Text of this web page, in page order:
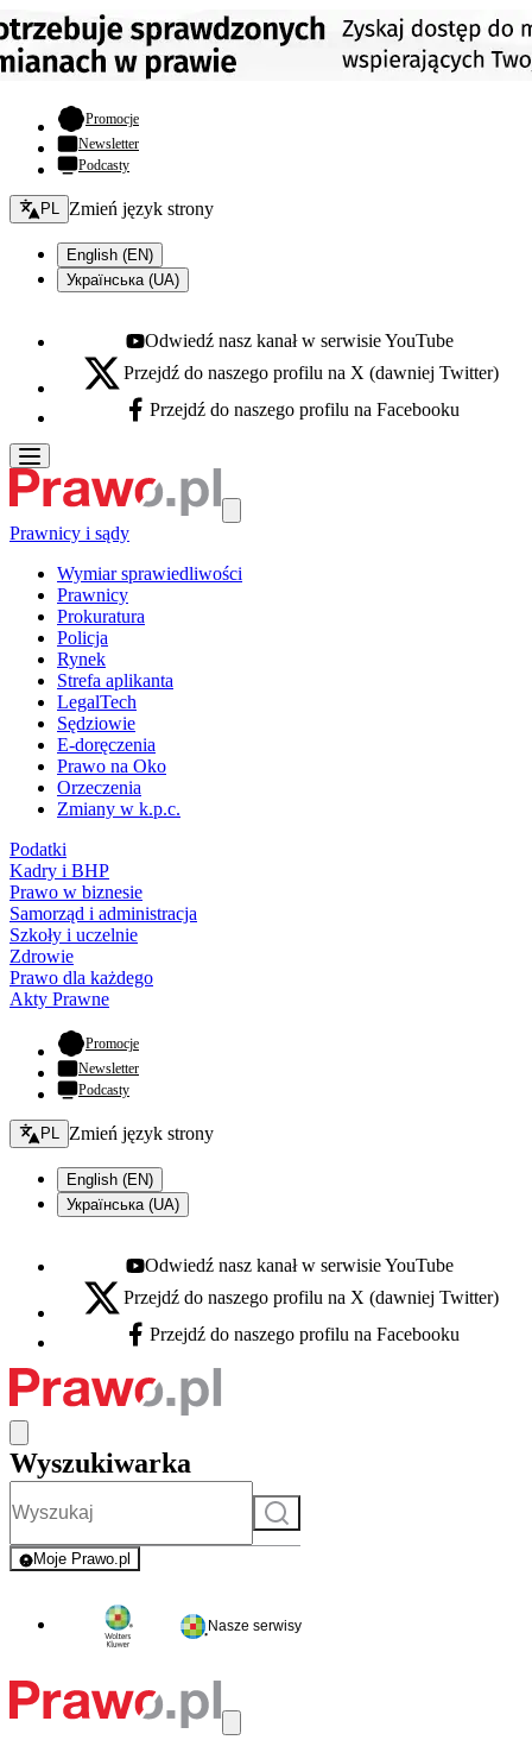
Promocje- otwiera się w nowej karcie
Newsletter
Podcasty
Zmień język - bieżący:
PL Zmień język strony
English (EN)
Українська (UA)
Youtube - otwiera się w nowej karcie
Odwiedź nasz kanał w serwisie YouTube
X - otwiera się w nowej karcie
Przejdź do naszego profilu na X (dawniej Twitter)
Facebook - otwiera się w nowej karcie
Przejdź do naszego profilu na Facebooku
Prawnicy i sądy
Wymiar sprawiedliwości
Prawnicy
Prokuratura
Policja
Rynek
Strefa aplikanta
LegalTech
Sędziowie
E-doręczenia
Prawo na Oko
Orzeczenia
Zmiany w k.p.c.
Podatki
Kadry i BHP
Prawo w biznesie
Samorząd i administracja
Szkoły i uczelnie
Zdrowie
Prawo dla każdego
Akty Prawne
Promocje- otwiera się w nowej karcie
Newsletter
Podcasty
Zmień język - bieżący:
PL Zmień język strony
English (EN)
Українська (UA)
Youtube - otwiera się w nowej karcie
Odwiedź nasz kanał w serwisie YouTube
X - otwiera się w nowej karcie
Przejdź do naszego profilu na X (dawniej Twitter)
Facebook - otwiera się w nowej karcie
Przejdź do naszego profilu na Facebooku
Wyszukiwarka
Szukaj
Moje Prawo.pl
- rejestracja i logowanie do serwisu
Nasze serwisy